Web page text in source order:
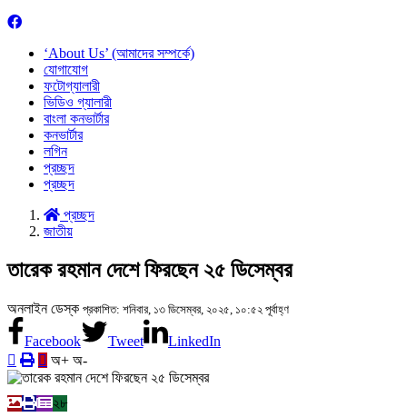
‘About Us’ (আমাদের সম্পর্কে)
যোগাযোগ
ফটোগ্যালারী
ভিডিও গ্যালারী
বাংলা কনভার্টার
কনভার্টার
লগিন
প্রচ্ছদ
প্রচ্ছদ
প্রচ্ছদ
জাতীয়
তারেক রহমান দেশে ফিরছেন ২৫ ডিসেম্বর
অনলাইন ডেস্ক প্রকাশিত: শনিবার, ১৩ ডিসেম্বর, ২০২৫, ১০:৫২ পূর্বাহ্ণ
Facebook Tweet
LinkedIn
অ+ অ-
২৮